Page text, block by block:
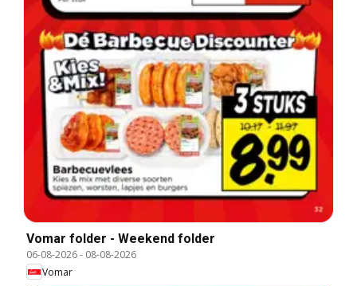
Vomar folder - Weekend folder
06-08-2026- 08-08-2026
Vomar